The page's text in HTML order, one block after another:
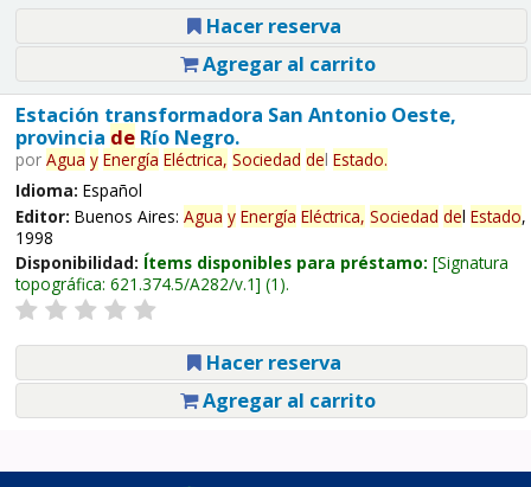
Hacer reserva
Agregar al carrito
Estación transformadora San Antonio Oeste,
provincia deRío Negro.
por Agua y Energía Eléctrica, Sociedad del Estado.
Idioma: Español
Editor: Buenos Aires: Agua y Energía Eléctrica, Sociedad del Estado,
1998
Disponibilidad: Ítems disponibles para préstamo: Signatura
topográfica: 621.374.5/A282/v.1 (1).
Hacer reserva
Agregar al carrito